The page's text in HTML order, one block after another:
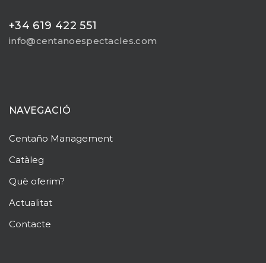
+34 619 422 551
info@centanoespectacles.com
NAVEGACIÓ
Centaño Management
Catàleg
Què oferim?
Actualitat
Contacte